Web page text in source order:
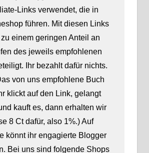
Links verwendet, die in
führen. Mit diesen Links
einem geringen Anteil an
des jeweils empfohlenen
Ihr bezahlt dafür nichts.
von uns empfohlene Buch
klickt auf den Link, gelangt
kauft es, dann erhalten wir
8 Ct dafür, also 1%.) Auf
könnt ihr engagierte Blogger
Bei uns sind folgende Shops